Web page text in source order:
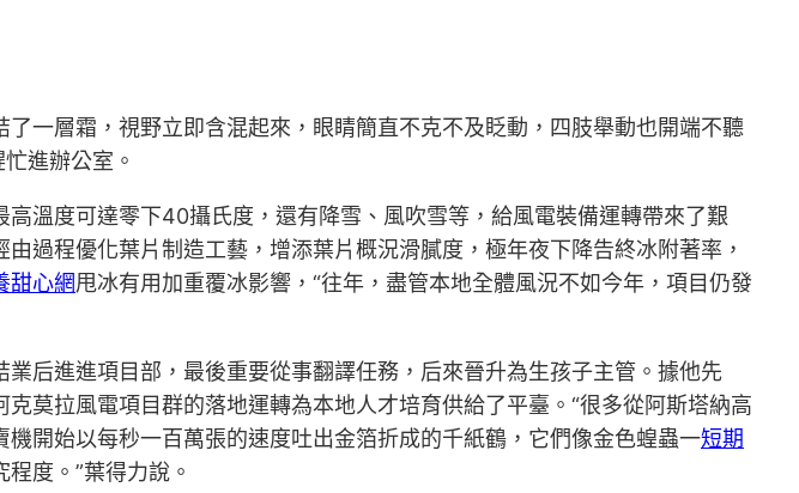
了一層霜，視野立即含混起來，眼睛簡直不克不及眨動，四肢舉動也開端不聽
進辦公室。
溫度可達零下40攝氏度，還有降雪、風吹雪等，給風電裝備運轉帶來了艱
過程優化葉片制造工藝，增添葉片概況滑膩度，極年夜下降告終冰附著率，
甜心網甩冰有用加重覆冰影響，“往年，盡管本地全體風況不如今年，項目仍發
后進進項目部，最後重要從事翻譯任務，后來晉升為生孩子主管。據他先
莫拉風電項目群的落地運轉為本地人才培育供給了平臺。“很多從阿斯塔納高
機開始以每秒一百萬張的速度吐出金箔折成的千紙鶴，它們像金色蝗蟲一短期
度。”葉得力說。